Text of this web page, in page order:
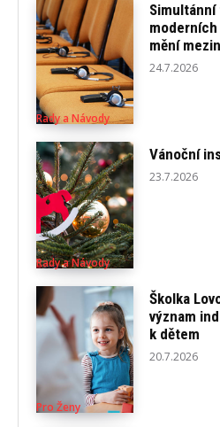
Rady a Návody
mění
24.7.2026
Rady a Návody
Vánoční
23.7.2026
Pro Ženy
Školka
význam
k dětem
20.7.2026